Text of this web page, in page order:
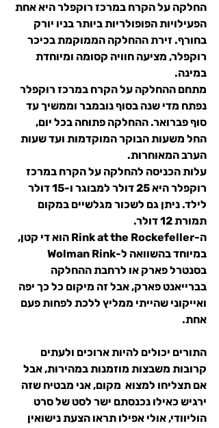
החלקה על הקרח במרכז רוקפלר היא אחת
הפעילויות הפופולריות ביותר בניו יורק
בחורף. זירת ההחלקה הממוקמת בכיכר
רוקפלר, מציעה חוויה קסומה ומיוחדת
במינה.
מתחם ההחלקה על הקרח במרכז רוקפלר
נפתח מדי שנה בסוף נובמבר וממשיך עד
סוף פברואר. ההחלקה פתוחה בכל יום,
החל משעות הבוקר המוקדמות ועד שעות
הערב המאוחרות.
עלות הכניסה להחלקה על הקרח במרכז
רוקפלר היא 25 דולר למבוגר ו-15 דולר
לילד. ניתן גם לשכור מגלשיים במקום
תמורת 12 דולר.
ה-Rink at the Rockefeller הוא די קטן,
בסנטרל פארק או לרחבת ההחלקה
בברייאנט פארק, אבל זה מיקום כל כך יפה
ואייקוני שהייתי ממליץ ללכת לפחות פעם
אחת.
התורים יכולים להיות ארוכים ולעתים
קרובות משבצות מוזמנות במהירות, אבל
אם תצליחו למצוא  מקום, אני מבטיח שזה
ירגיש כאילו נכנסתם ישר לסט של סרט
הוליוודי, אולי אפילו תראו הצעת נישואין